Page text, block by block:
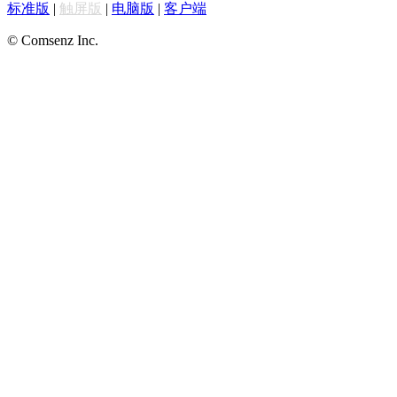
标准版 | 触屏版 | 电脑版 | 客户端
© Comsenz Inc.